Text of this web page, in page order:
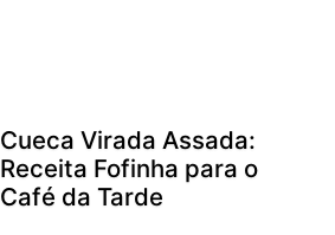
Cueca Virada Assada:
Receita Fofinha para o
Café da Tarde